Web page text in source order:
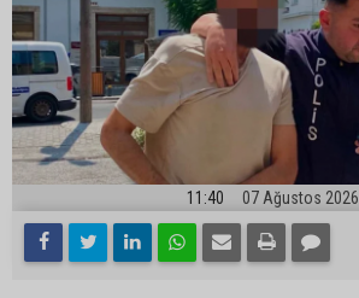
11:40 07 Ağustos 2026